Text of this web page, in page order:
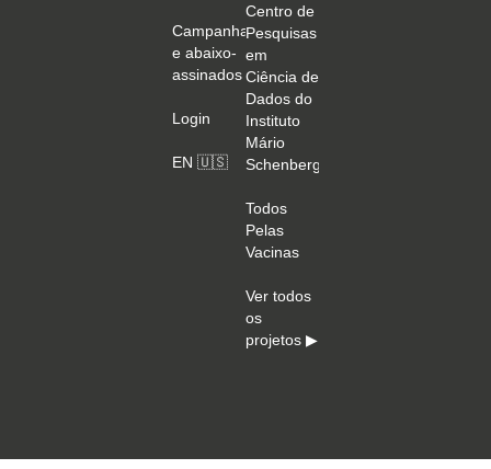
Centro de
Pesquisas
em
Ciência de
Dados do
Instituto
Mário
Schenberg
Todos
Pelas
Vacinas
Ver todos
os
projetos ▶
Campanhas
e abaixo-
assinados
Login
EN 🇺🇸